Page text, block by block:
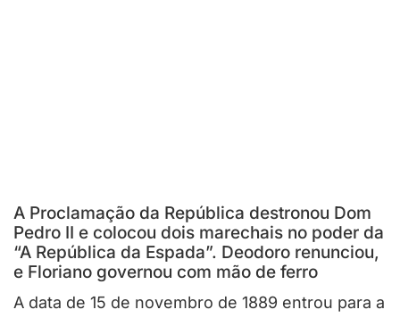
A Proclamação da República destronou Dom
Pedro II e colocou dois marechais no poder da
“A República da Espada”. Deodoro renunciou,
e Floriano governou com mão de ferro
A data de 15 de novembro de 1889 entrou para a